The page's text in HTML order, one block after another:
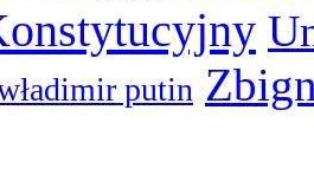
putin